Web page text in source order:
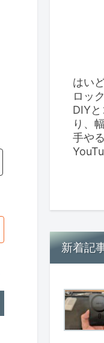
はい
ロッ
DIY
り、
手や
新着記